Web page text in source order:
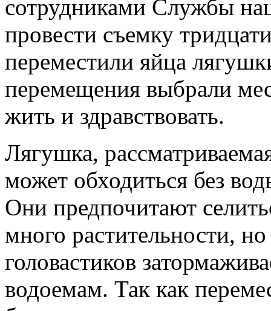
сотрудниками Службы
провести съемку
переместили яйца
перемещения выбрали
жить и здравствовать.
Лягушка,
может обходиться без
Они предпочитают
много растительности,
головастиков
водоемам. Так как